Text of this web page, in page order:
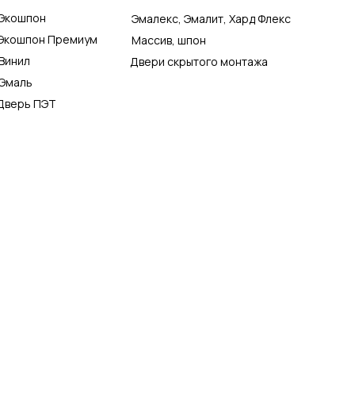
ПЭТ
Премиум
Двери скрытого монтажа
Массив, шпон
Эмалекс, Эмалит, Хард Флекс